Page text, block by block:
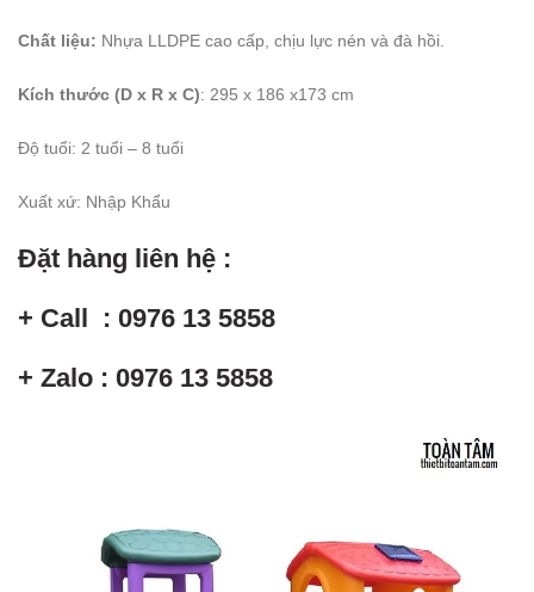
Chất liệu: Nhựa LLDPE cao cấp, chịu lực nén và đà hồi.
Kích thước (D x R x C): 295 x 186 x173 cm
Độ tuổi: 2 tuổi – 8 tuổi
Xuất xứ: Nhập Khẩu
Đặt hàng liên hệ :
+ Call : 0976 13 5858
+ Zalo : 0976 13 5858